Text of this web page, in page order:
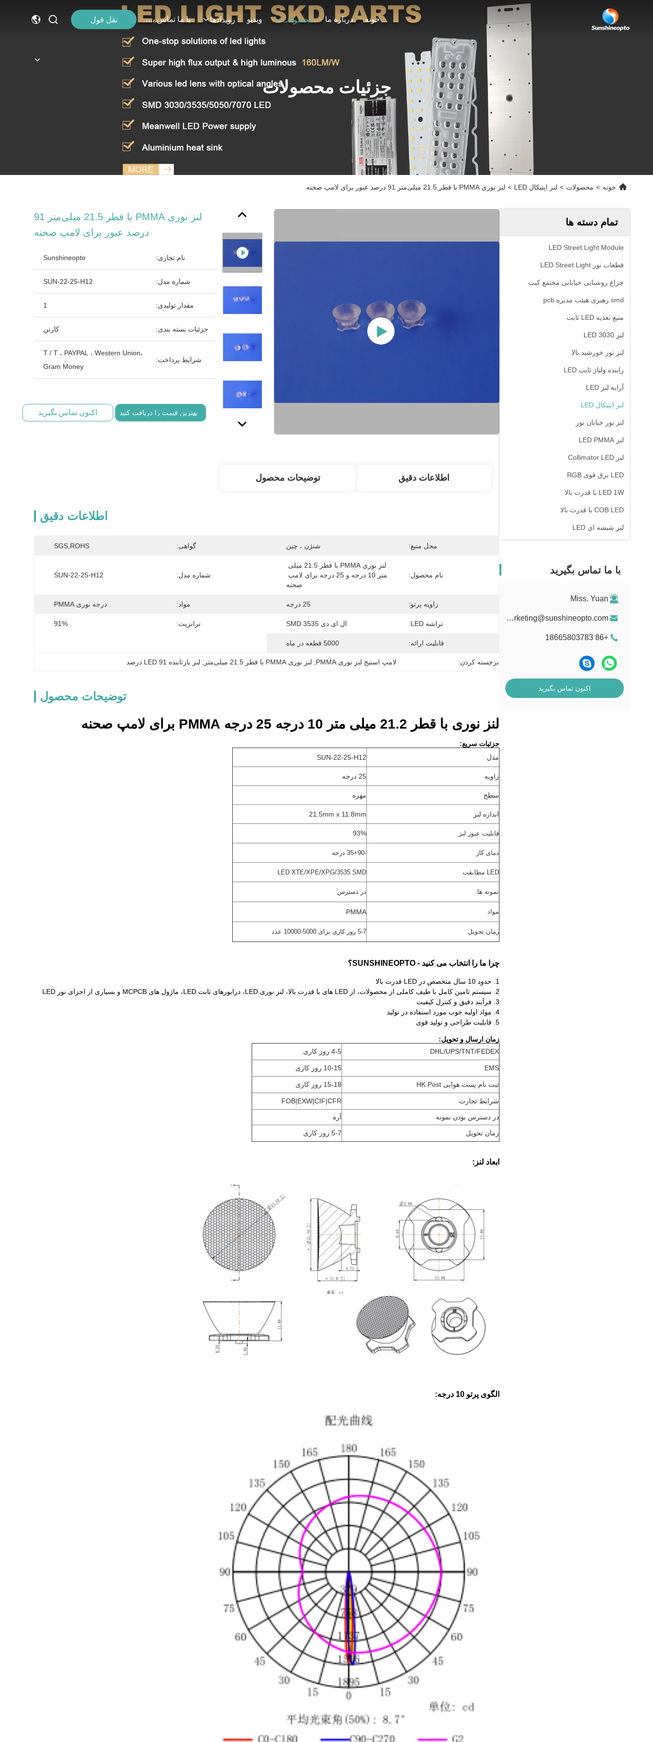
خونه درباره ما محصولات ویدیو رویدادها با ما تماس بگیرید نقل قول
جزئیات محصولات
خونه > محصولات > لنز اپتیکال LED > لنز نوری PMMA با قطر 21.5 میلی‌متر 91 درصد عبور برای لامپ صحنه
تمام دسته ها
LED Street Light Module
قطعات نور LED Street Light
چراغ روشنایی خیابانی مجتمع کیت
smd رهبری هیئت مدیره pcb
منبع تغذیه LED ثابت
لنز 3030 LED
لنز نور خورشید بالا
راننده ولتاژ ثابت LED
آرایه لنز LED
لنز اپتیکال LED
لنز نور خیابان نور
لنز LED PMMA
لنز Collimator LED
LED برق قوی RGB
LED 1W با قدرت بالا
COB LED با قدرت بالا
لنز شیشه ای LED
با ما تماس بگیرید
Miss. Yuan
marketing@sunshineopto.com
+86 18665803783
اکنون تماس بگیرید
لنز نوری PMMA با قطر 21.5 میلی‌متر 91
درصد عبور برای لامپ صحنه
نام تجاری: Sunshineopto
شماره مدل: SUN-22-25-H12
مقدار تولیدی: 1
جزئیات بسته بندی: کارتن
شرایط پرداخت:
T / T ، PAYPAL ، Western Union،
Gram Money
بهترین قیمت را دریافت کنید اکنون تماس بگیرید
اطلاعات دقیق توضیحات محصول
اطلاعات دقیق
محل منبع: شنژن ، چین گواهی: SGS,ROHS
نام محصول:
صحنه
شماره مدل: SUN-22-25-H12
زاویه پرتو: 25 درجه مواد: درجه نوری PMMA
تراشه LED: ال ای دی 3535 SMD ترانزیت: 91%
قابلیت ارائه: 5000 قطعه در ماه
برجسته کردن: لامپ استیج لنز نوری PMMA لنز نوری PMMA با قطر 21.5 میلی‌متر لنز بازتابنده LED 91 درصد
توضیحات محصول
لنز نوری با قطر 21.2 میلی متر 10 درجه 25 درجه PMMA برای لامپ صحنه
جزئیات سریع:
مدل
SUN-22-25-H12
زاویه 25 درجه
سطح مهره
اندازه لنز 21.5mm x 11.8mm
قابلیت عبور لنز 93%
دمای کار -35+90 درجه
LED مطابقت LED XTE/XPE/XPG/3535 SMD
نمونه ها در دسترس
مواد PMMA
زمان تحویل 5-7 روز کاری برای 5000-10000 عدد
چرا ما را انتخاب می کنید - SUNSHINEOPTO؟
1. حدود 10 سال متخصص در LED قدرت بالا
2. سیستم تامین کامل با طیف کاملی از محصولات، از LED های با قدرت بالا، لنز نوری LED، درایورهای ثابت LED، ماژول های MCPCB و بسیاری از اجزای نور LED
3. فرآیند دقیق و کنترل کیفیت
4. مواد اولیه خوب مورد استفاده در تولید
5. قابلیت طراحی و تولید قوی
زمان ارسال و تحویل:
DHL/UPS/TNT/FEDEX
4-5 روز کاری
EMS 10-15 روز کاری
ثبت نام پست هوایی HK Post 15-18 روز کاری
شرایط تجارت FOB|EXW|CIF|CFR
در دسترس بودن نمونه آره
زمان تحویل 5-7 روز کاری
ابعاد لنز:
الگوی پرتو 10 درجه: